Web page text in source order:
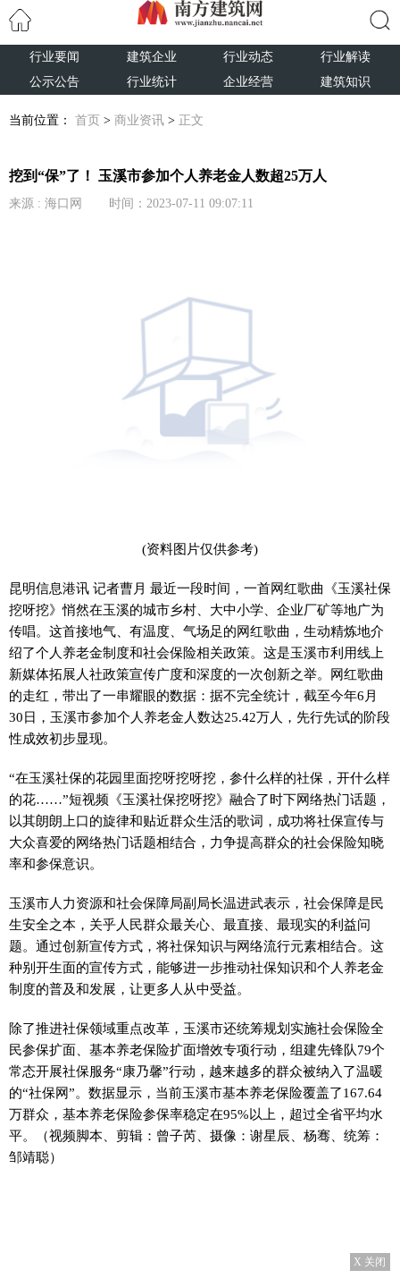
行业要闻 建筑企业 行业动态
行业解读
公示公告
行业统计 企业经营 建筑知识
当前位置： 首页 > 商业资讯 > 正文
挖到“保”了！ 玉溪市参加个人养老金人数超25万人
来源 : 海口网 时间：2023-07-11 09:07:11
(资料图片仅供参考)
昆明信息港讯 记者曹月 最近一段时间，一首网红歌曲《玉溪社保
挖呀挖》悄然在玉溪的城市乡村、大中小学、企业厂矿等地广为
传唱。这首接地气、有温度、气场足的网红歌曲，生动精炼地介
绍了个人养老金制度和社会保险相关政策。这是玉溪市利用线上
新媒体拓展人社政策宣传广度和深度的一次创新之举。网红歌曲
的走红，带出了一串耀眼的数据：据不完全统计，截至今年6月
30日，玉溪市参加个人养老金人数达25.42万人，先行先试的阶段
性成效初步显现。
“在玉溪社保的花园里面挖呀挖呀挖，参什么样的社保，开什么样
的花……”短视频《玉溪社保挖呀挖》融合了时下网络热门话题，
以其朗朗上口的旋律和贴近群众生活的歌词，成功将社保宣传与
大众喜爱的网络热门话题相结合，力争提高群众的社会保险知晓
率和参保意识。
玉溪市人力资源和社会保障局副局长温进武表示，社会保障是民
生安全之本，关乎人民群众最关心、最直接、最现实的利益问
题。通过创新宣传方式，将社保知识与网络流行元素相结合。这
种别开生面的宣传方式，能够进一步推动社保知识和个人养老金
制度的普及和发展，让更多人从中受益。
除了推进社保领域重点改革，玉溪市还统筹规划实施社会保险全
民参保扩面、基本养老保险扩面增效专项行动，组建先锋队79个
常态开展社保服务“康乃馨”行动，越来越多的群众被纳入了温暖
的“社保网”。数据显示，当前玉溪市基本养老保险覆盖了167.64
万群众，基本养老保险参保率稳定在95%以上，超过全省平均水
平。（视频脚本、剪辑：曾子芮、摄像：谢星辰、杨骞、统筹：
邹靖聪）
X 关闭